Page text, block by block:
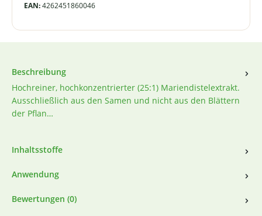
EAN:4262451860046
Beschreibung
Hochreiner, hochkonzentrierter (25:1) Mariendistelextrakt.
Ausschließlich aus den Samen und nicht aus den Blättern
der Pflan…
Inhaltsstoffe
Anwendung
Bewertungen (0)